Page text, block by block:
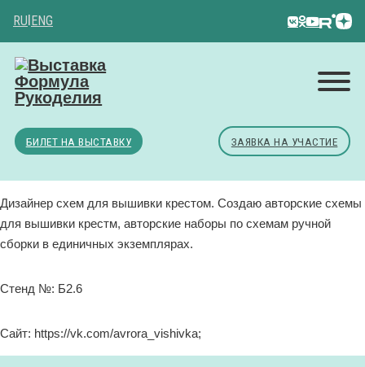
RU ENG
БИЛЕТ НА ВЫСТАВКУ ЗАЯВКА НА УЧАСТИЕ
Дизайнер схем для вышивки крестом. Создаю авторские схемы
для вышивки крестм, авторские наборы по схемам ручной
сборки в единичных экземплярах.
Стенд №: Б2.6
Сайт: https://vk.com/avrora_vishivka;